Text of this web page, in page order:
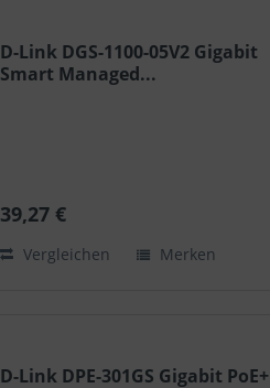
D-Link DGS-1100-05V2 Gigabit
Smart Managed...
39,27 €
Vergleichen Merken
D-Link DPE-301GS Gigabit PoE+